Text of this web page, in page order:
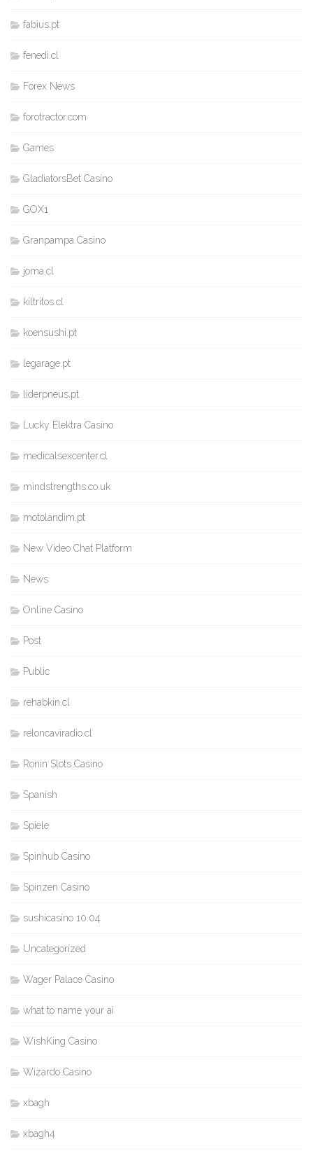
fabius.pt
fenedi.cl
Forex News
forotractor.com
Games
GladiatorsBet Casino
GOX1
Granpampa Casino
joma.cl
kiltritos.cl
koensushi.pt
legarage.pt
liderpneus.pt
Lucky Elektra Casino
medicalsexcenter.cl
mindstrengths.co.uk
motolandim.pt
New Video Chat Platform
News
Online Casino
Post
Public
rehabkin.cl
reloncaviradio.cl
Ronin Slots Casino
Spanish
Spiele
Spinhub Casino
Spinzen Casino
sushicasino 10.04
Uncategorized
Wager Palace Casino
what to name your ai
WishKing Casino
Wizardo Casino
xbagh
xbagh4